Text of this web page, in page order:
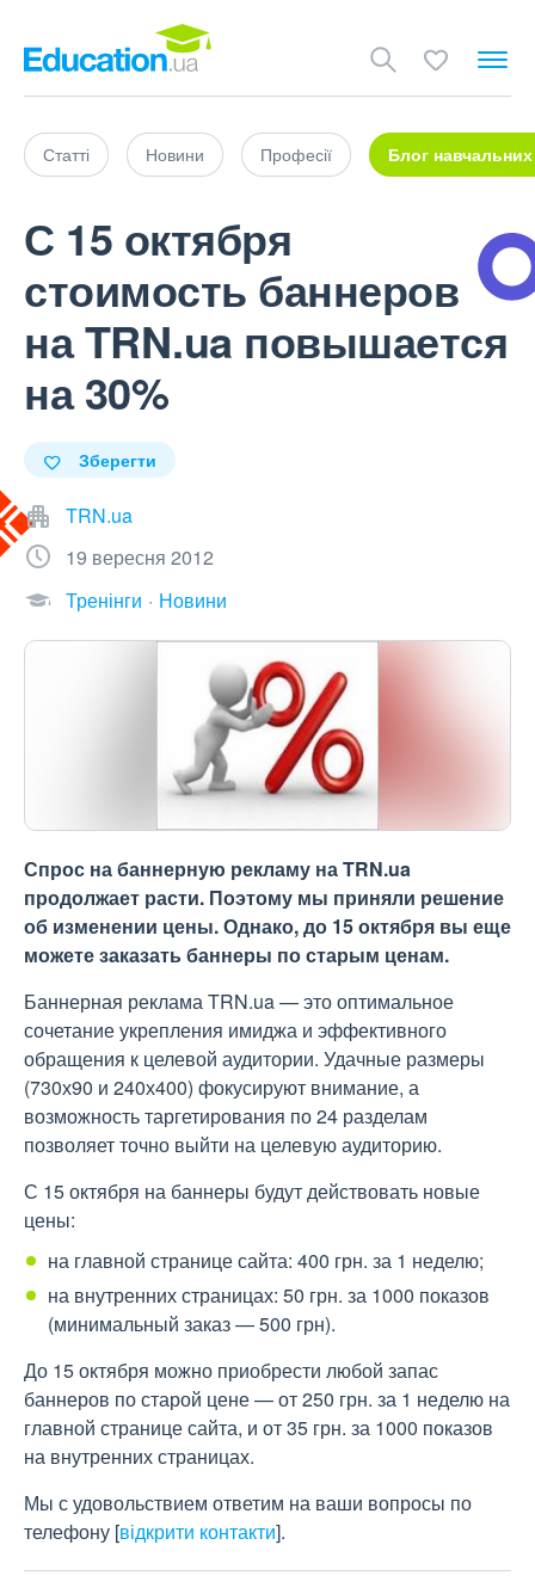
Статті Новини Професії Блог навчальних
С 15 октября
стоимость баннеров
на TRN.ua повышается
на 30%
Зберегти
TRN.ua
19 вересня 2012
Тренінги
Новини
Спрос на баннерную рекламу на TRN.ua
продолжает расти. Поэтому мы приняли решение
об изменении цены. Однако, до 15 октября вы еще
можете заказать баннеры по старым ценам.
Баннерная реклама TRN.ua — это оптимальное
сочетание укрепления имиджа и эффективного
обращения к целевой аудитории. Удачные размеры
(730х90 и 240х400) фокусируют внимание, а
возможность таргетирования по 24 разделам
позволяет точно выйти на целевую аудиторию.
С 15 октября на баннеры будут действовать новые
цены:
на главной странице сайта: 400 грн. за 1 неделю;
на внутренних страницах: 50 грн. за 1000 показов
(минимальный заказ — 500 грн).
До 15 октября можно приобрести любой запас
баннеров по старой цене — от 250 грн. за 1 неделю на
главной странице сайта, и от 35 грн. за 1000 показов
на внутренних страницах.
Мы с удовольствием ответим на ваши вопросы по
телефону [відкрити контакти].